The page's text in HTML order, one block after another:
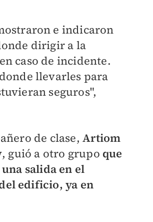
e indicaron
dirigir a la
caso de incidente.
llevarles para
seguros",
de clase,Artiom
, guió a otro grupo que
salida en el
edificio, ya en